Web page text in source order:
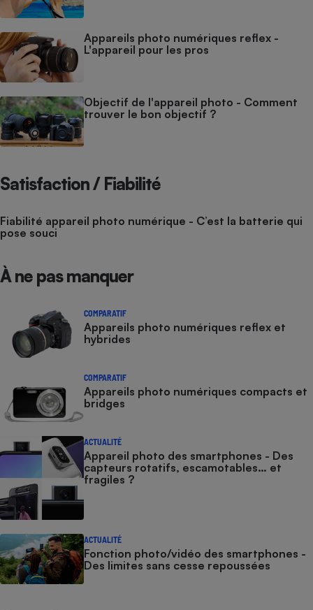
Appareils photo numériques reflex -
L'appareil pour les pros
Objectif de l'appareil photo - Comment
trouver le bon objectif ?
Satisfaction / Fiabilité
Fiabilité appareil photo numérique - C’est la batterie qui
pose souci
À ne pas manquer
COMPARATIF
Appareils photo numériques reflex et
hybrides
COMPARATIF
Appareils photo numériques compacts et
bridges
ACTUALITÉ
Appareil photo des smartphones - Des
capteurs rotatifs, escamotables… et
fragiles ?
ACTUALITÉ
Fonction photo/vidéo des smartphones -
Des limites sans cesse repoussées